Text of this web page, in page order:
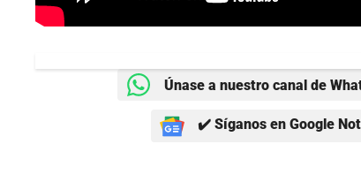
Únase a nuestro canal de
✔️ Síganos en Google